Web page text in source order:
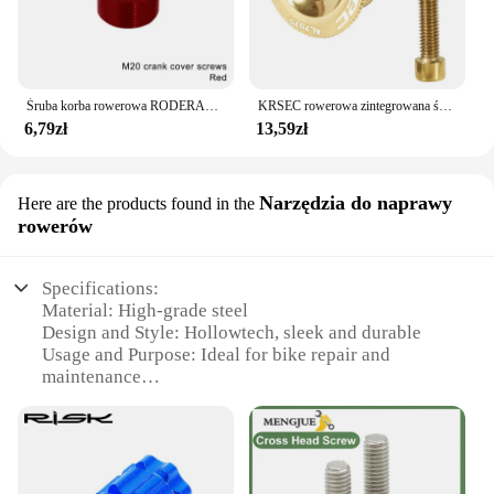
6,79zł
KRSEC rowerowa zintegrowana śruba korbowa Mtb korba pokrywa Cap rower górski Hollowtech korbowody pokrywa Cap M18/M20 jazda na rowerze
13,59zł
Here are the products found in the Narzędzia do naprawy
rowerów
Specifications:
Material: High-grade steel
Design and Style: Hollowtech, sleek and durable
Usage and Purpose: Ideal for bike repair and
maintenance
Shape or Size or Weight or Quantity: Available in
sets for comprehensive toolkit
Applicable People: Suitable for professional
mechanics and DIY enthusiasts